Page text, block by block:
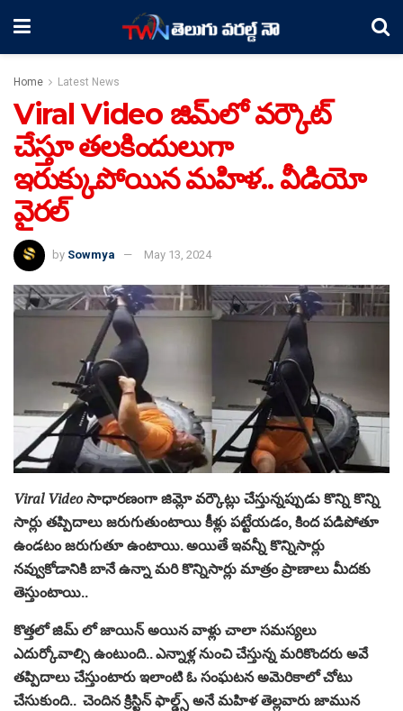
Home Latest News
Viral Video జిమ్‌లో వర్కౌట్‌
చేస్తూ తలకిందులుగా
ఇరుక్కుపోయిన మహిళ.. వీడియో
వైరల్
by Sowmya May 13, 2024
Viral Videoసాధారణంగా జిమ్లో వర్కౌట్లు చేస్తున్నప్పుడు కొన్ని కొన్ని
సార్లు తప్పిదాలు జరుగుతుంటాయి కీళ్లు పట్టేయడం, కింద పడిపోతూ
ఉండటం జరుగుతూ ఉంటాయి. అయితే ఇవన్నీ కొన్నిసార్లు
నవ్వుకోడానికి బానే ఉన్నా మరి కొన్నిసార్లు మాత్రం ప్రాణాలు మీదకు
తెస్తుంటాయి..
కొత్తలో జిమ్ లో జాయిన్ అయిన వాళ్లు చాలా సమస్యలు
ఎదుర్కోవాల్సి ఉంటుంది.. ఎన్నాళ్ల నుంచి చేస్తున్న మరికొందరు అవే
తప్పిదాలు చేస్తుంటారు ఇలాంటి ఓ సంఘటన అమెరికాలో చోటు
చేసుకుంది.. చెందిన క్రిస్టిన్‌ ఫాల్డ్స్‌ అనే మహిళ తెల్లవారు జామున